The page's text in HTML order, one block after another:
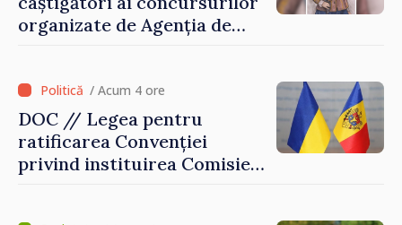
organizate de Agenția de
/ Acum 4 ore
DOC // Legea pentru
ratificarea Convenției
privind instituirea Comisiei